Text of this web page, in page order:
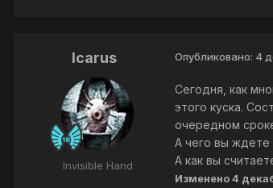
Icarus
Invisible Hand
Опубликовано: 4
Сегодня, как
этого куска.
очередном
А чего вы ждете
А как вы
Изменено4